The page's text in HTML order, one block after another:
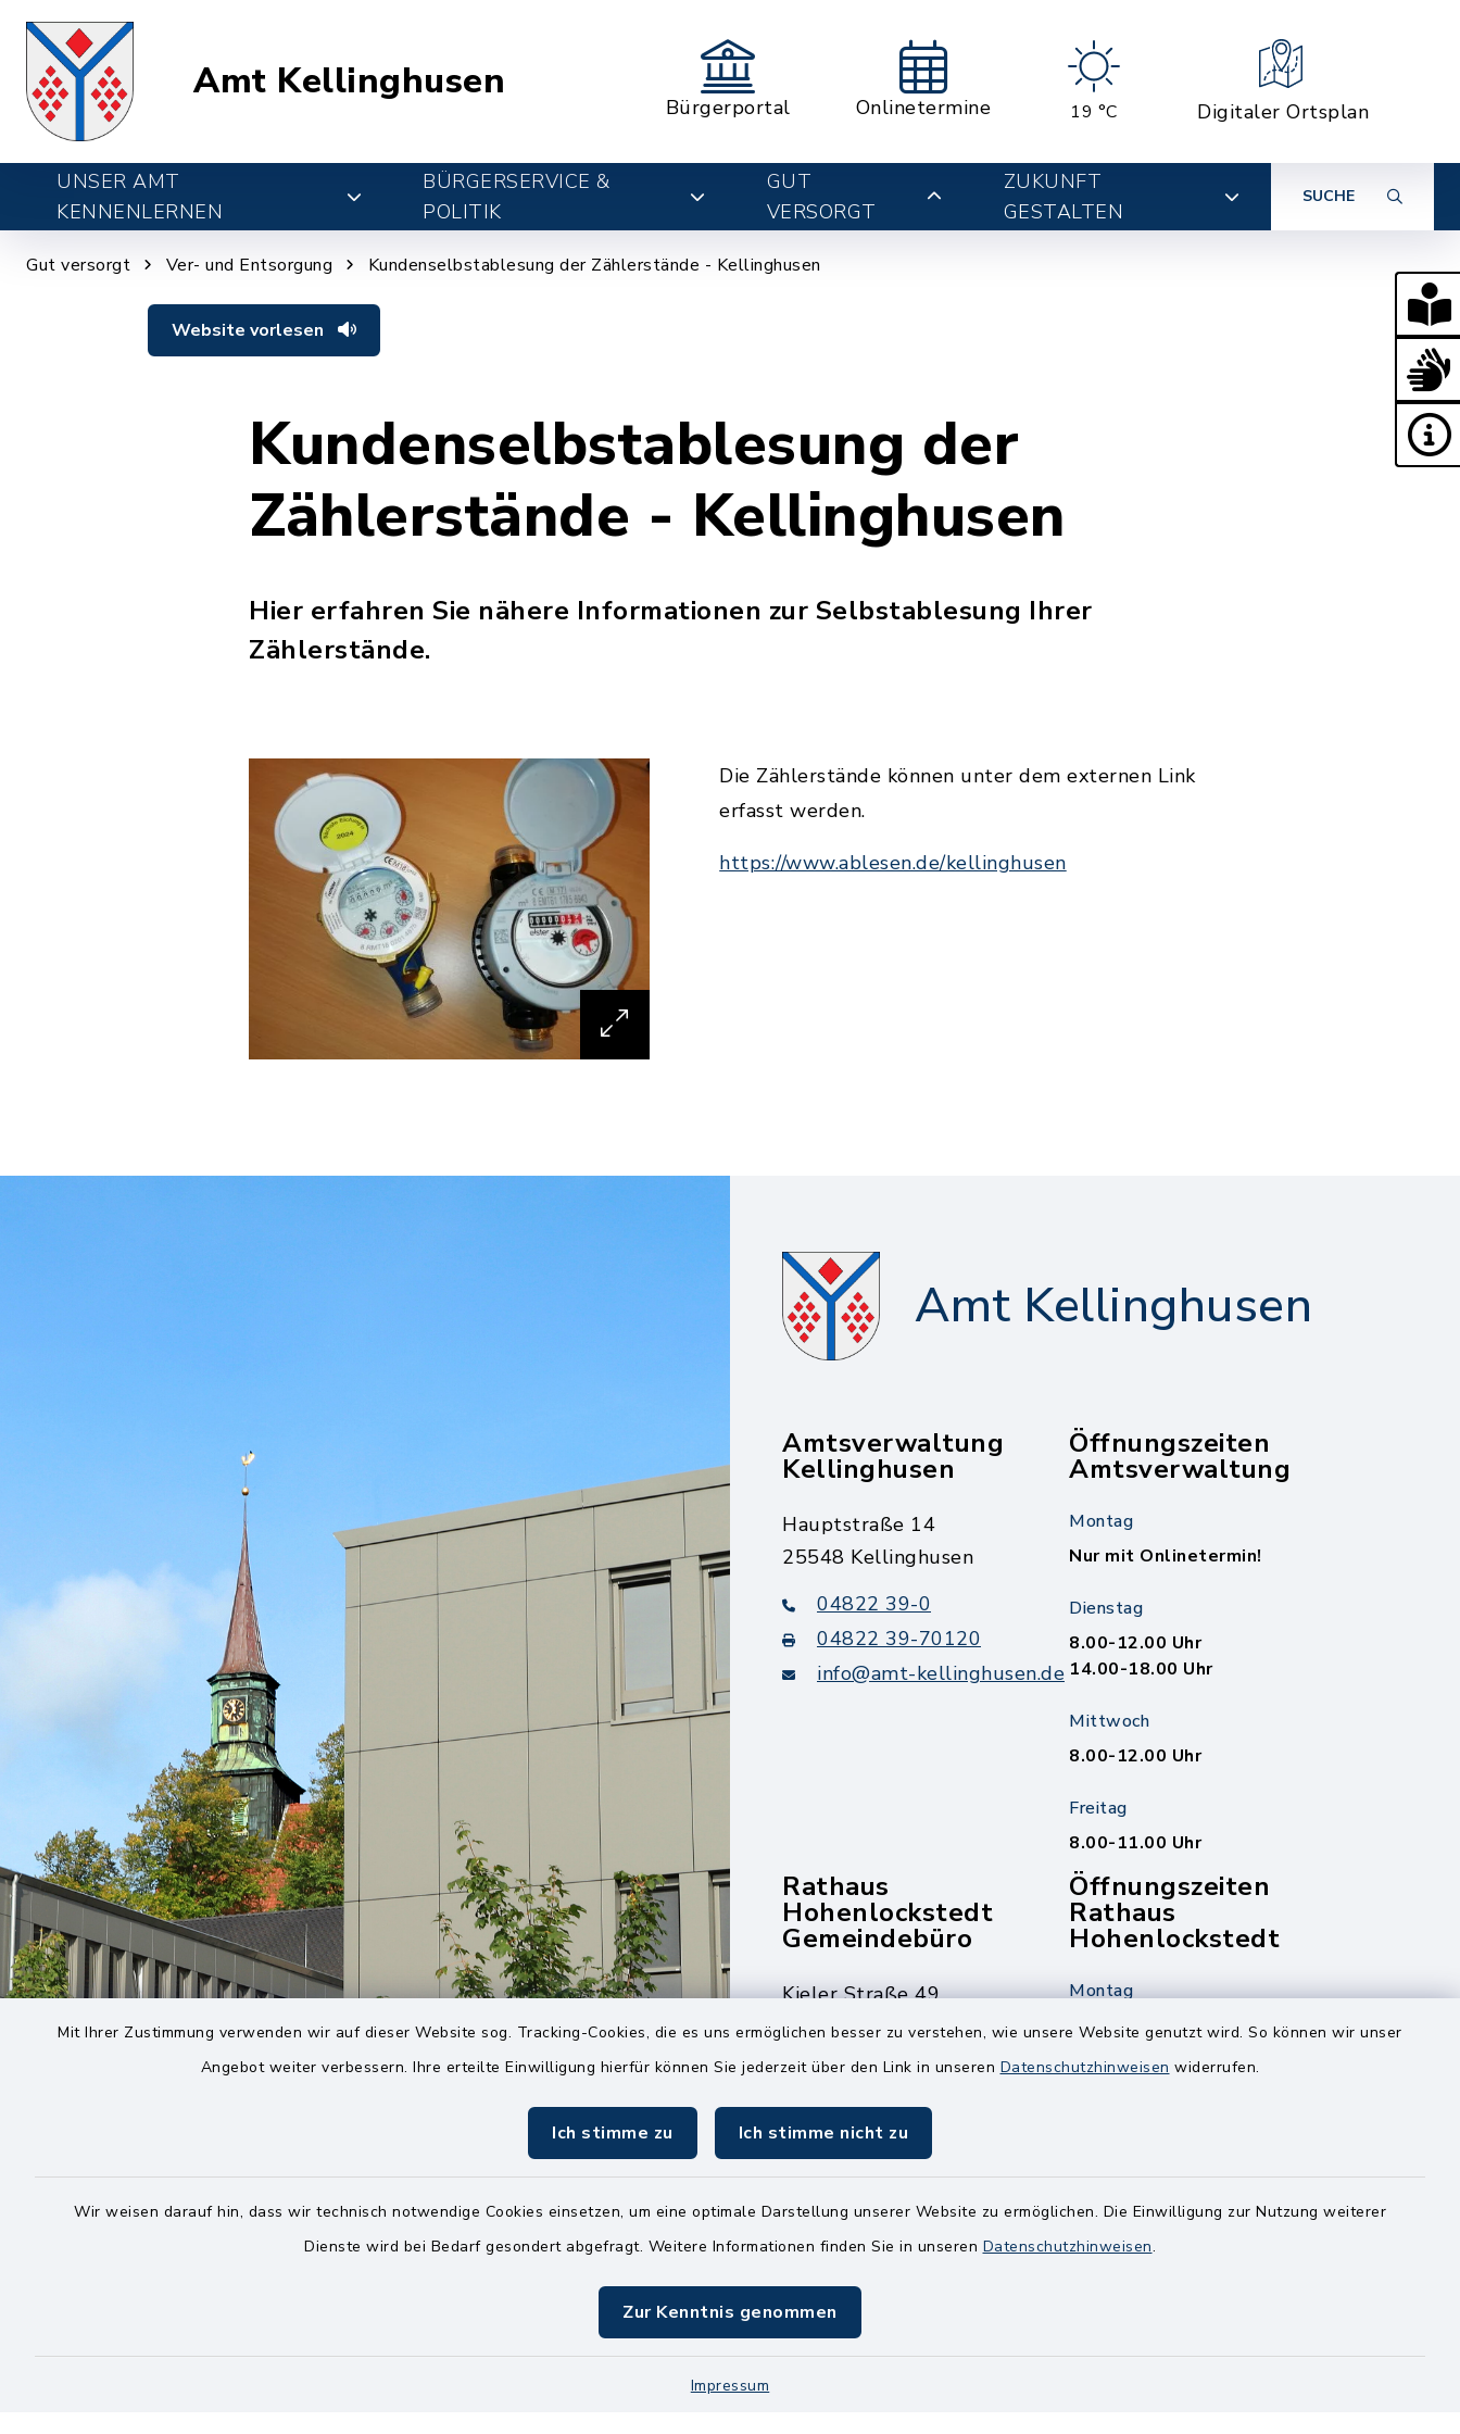
Mit Ihrer Zustimmung verwenden wir auf dieser Website sog. Tracking-Cookies, die es uns ermöglichen besser zu verstehen, wie unsere Website genutzt wird. So können wir unser
Angebot weiter verbessern. Ihre erteilte Einwilligung hierfür können Sie jederzeit über den Link in unseren Datenschutzhinweisen widerrufen.
Ich stimme zu Ich stimme nicht zu
Wir weisen darauf hin, dass wir technisch notwendige Cookies einsetzen, um eine optimale Darstellung unserer Website zu ermöglichen. Die Einwilligung zur Nutzung weiterer
Dienste wird bei Bedarf gesondert abgefragt. Weitere Informationen finden Sie in unseren Datenschutzhinweisen.
Zur Kenntnis genommen
Impressum
Amt Kellinghusen
Bürgerportal Onlinetermine 19 °C Digitaler Ortsplan
UNSER AMT
KENNENLERNEN
BÜRGERSERVICE &
POLITIK
GUT
VERSORGT
ZUKUNFT
GESTALTEN
SUCHE
Gut versorgt Ver- und Entsorgung Kundenselbstablesung der Zählerstände - Kellinghusen
Website vorlesen
Kundenselbstablesung der
Zählerstände - Kellinghusen
Hier erfahren Sie nähere Informationen zur Selbstablesung Ihrer
Zählerstände.
Die Zählerstände können unter dem externen Link
erfasst werden.
https://www.ablesen.de/kellinghusen
Amt Kellinghusen
Amtsverwaltung
Kellinghusen
Hauptstraße 14
25548 Kellinghusen
04822 39-0
04822 39-70120
info@amt-kellinghusen.de
Öffnungszeiten
Amtsverwaltung
Montag
Nur mit Onlinetermin!
Dienstag
8.00-12.00 Uhr
14.00-18.00 Uhr
Mittwoch
8.00-12.00 Uhr
Freitag
8.00-11.00 Uhr
Rathaus
Hohenlockstedt
Gemeindebüro
Kieler Straße 49
25551 Hohenlockstedt
04826 30-0
04826 30-15
info@amt-kellinghusen.de
Öffnungszeiten
Rathaus
Hohenlockstedt
Montag
Nur mit Onlinetermin!
Dienstag
8.00-12.00 Uhr